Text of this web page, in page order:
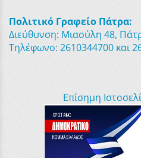
Πολιτικό Γραφείο Πάτρα:
Διεύθυνση: Μιαούλη 48,
Τηλέφωνο: 2610344700 και
Επίσημη